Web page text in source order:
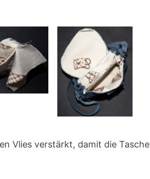
Vlies verstärkt, damit die Tasche